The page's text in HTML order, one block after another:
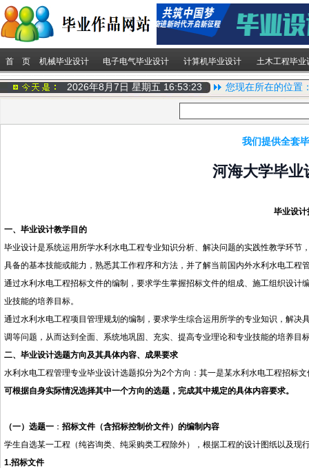
首 页 机械毕业设计 电子电气毕业设计 计算机毕业设计 土木工程毕业
2026年8月7日 星期五 16:53:24 您现在所在的位置
我们提供全套
河海大学毕业
毕业设计
一、毕业设计教学目的
毕业设计是系统运用所学水利水电工程专业知识分析、解决问题的实践性教学环
具备的基本技能或能力，熟悉其工作程序和方法，并了解当前国内外水利水电工程
通过水利水电工程招标文件的编制，要求学生掌握招标文件的组成、施工组织设
业技能的培养目标。
通过水利水电工程项目管理规划的编制，要求学生综合运用所学的专业知识，解
调等问题， 从而达到全面、系统地巩固、充实、提高专业理论和专业技能的培养目
二、毕业设计选题方向及其具体内容、成果要求
水利水电工程管理专业毕业设计选题拟分为2个方向：其一是某水利水电工程招标
可根据自身实际情况选择其中一个方向的选题，完成其中规定的具体内容要求。
（一） 选题一： 招标文件（含招标控制价文件）的编制内容
学生自选某一工程 （纯咨询类、纯采购类工程除外） ， 根据工程的设计图纸以及现
1.招标文件